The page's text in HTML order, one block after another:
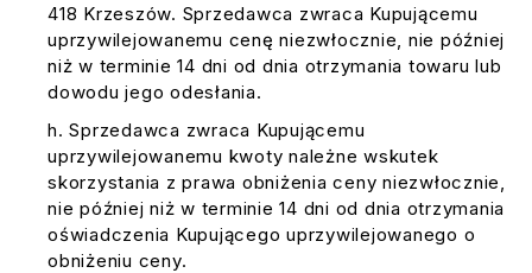
418 Krzeszów. Sprzedawca zwraca Kupującemu
uprzywilejowanemu cenę niezwłocznie, nie później
niż w terminie 14 dni od dnia otrzymania towaru lub
dowodu jego odesłania.
Sprzedawca zwraca Kupującemu
uprzywilejowanemu kwoty należne wskutek
skorzystania z prawa obniżenia ceny niezwłocznie,
nie później niż w terminie 14 dni od dnia otrzymania
oświadczenia Kupującego uprzywilejowanego o
obniżeniu ceny.